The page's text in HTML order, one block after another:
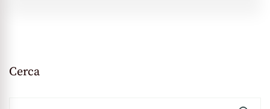
Cerca